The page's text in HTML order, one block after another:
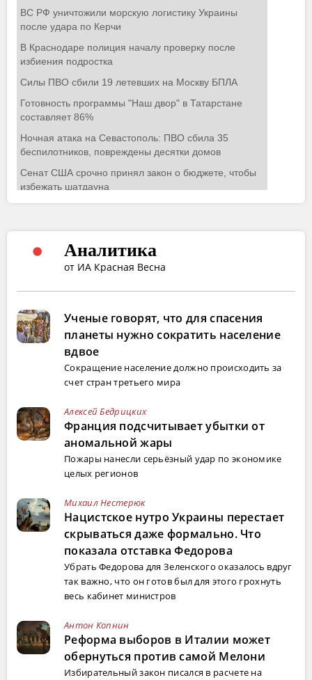
Аналитика
от ИА Красная Весна
Ученые говорят, что для спасения
планеты нужно сократить население
вдвое
Сокращение население должно происходить за
счет стран третьего мира
Алексей Бедрицких
Франция подсчитывает убытки от
аномальной жары
Пожары нанесли серьёзный удар по экономике
целых регионов
Михаил Нестерюк
Нацистское нутро Украины перестает
скрываться даже формально. Что
показала отставка Федорова
Убрать Федорова для Зеленского оказалось вдруг
так важно, что он готов был для этого грохнуть
весь кабинет министров
Антон Копнин
Реформа выборов в Италии может
обернуться против самой Мелони
Избирательный закон писался в расчете на